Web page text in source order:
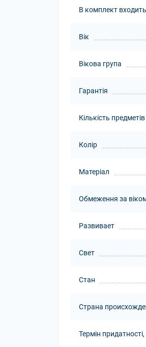
В комплект входить
Вік
Вікова група
Гарантія
Кількість
Колір
Матеріал
Обмеження за
Развивает
Свет
Стан
Страна
Термін придатності,